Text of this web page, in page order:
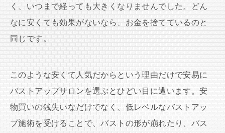
く、いつまで経っても大きくなりませんでした。どん
なに安くても効果がないなら、お金を捨てているのと
同じです。
このような安くて人気だからという理由だけで安易に
バストアップサロンを選ぶとひどい目に遭います。安
物買いの銭失いなだけでなく、低レベルなバストアッ
プ施術を受けることで、バストの形が崩れたり、バス